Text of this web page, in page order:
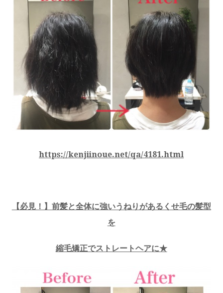
https://kenjiinoue.net/qa/4181.html
【必見！】前髪と全体に強いうねりがあるくせ毛の髪型
を
縮毛矯正でストレートヘアに★